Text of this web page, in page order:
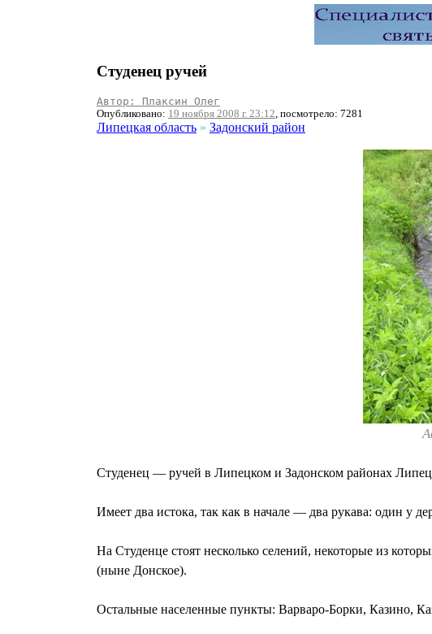
Студенец ручей
Автор: Плаксин Олег
Опубликовано: 19 ноября 2008 г. 23:12, посмотрело: 7281
Липецкая область » Задонский район
Студенец — ручей в Липецком и Задонском районах
Имеет два истока, так как в начале — два рукава: один у
На Студенце стоят несколько селений, некоторые из
(ныне Донское).
Остальные населенные пункты: Варваро-Борки, Казино,